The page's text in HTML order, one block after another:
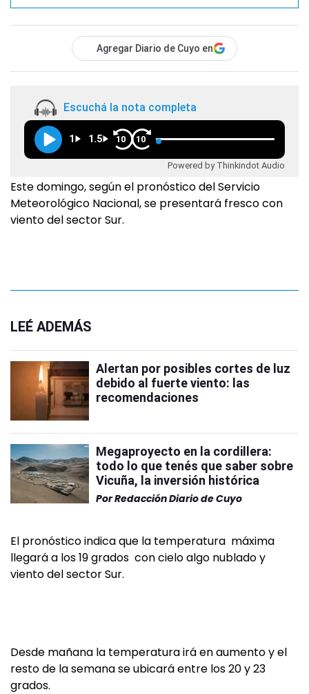
Agregar Diario de Cuyo en
Escuchá la nota completa
1 1.5 10 10
Powered by Thinkindot Audio
Este domingo, según el pronóstico del Servicio
Meteorológico Nacional, se presentará fresco con
viento del sector Sur.
LEÉ ADEMÁS
Alertan por posibles cortes de luz
debido al fuerte viento: las
recomendaciones
Megaproyecto en la cordillera:
todo lo que tenés que saber sobre
Vicuña, la inversión histórica
PorRedacción Diario de Cuyo
El pronóstico indica que la temperatura máxima
llegará a los 19 grados con cielo algo nublado y
viento del sector Sur.
Desde mañana la temperatura irá en aumento y el
resto de la semana se ubicará entre los 20 y 23
grados.